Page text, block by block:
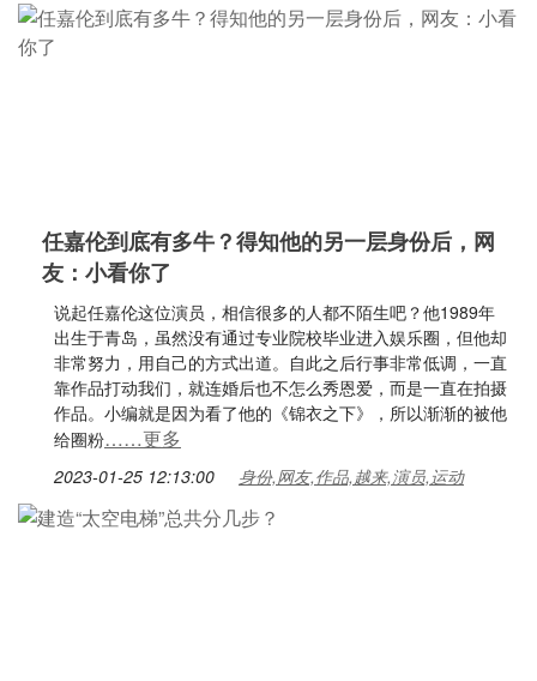
任嘉伦到底有多牛？得知他的另一层身份后，网
友：小看你了
说起任嘉伦这位演员，相信很多的人都不陌生吧？他1989年
出生于青岛，虽然没有通过专业院校毕业进入娱乐圈，但他却
非常努力，用自己的方式出道。自此之后行事非常低调，一直
靠作品打动我们，就连婚后也不怎么秀恩爱，而是一直在拍摄
作品。小编就是因为看了他的《锦衣之下》，所以渐渐的被他
给圈粉……更多
2023-01-25 12:13:00 身份,网友,作品,越来,演员,运动